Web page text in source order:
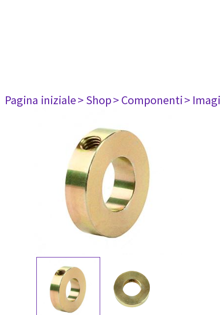
Pagina iniziale> Shop> Componenti>